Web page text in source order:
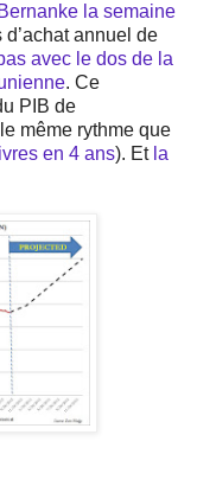
la semaine
annuel de
avec le dos de la
. Ce
PIB de
même rythme que
en 4 ans). Et la